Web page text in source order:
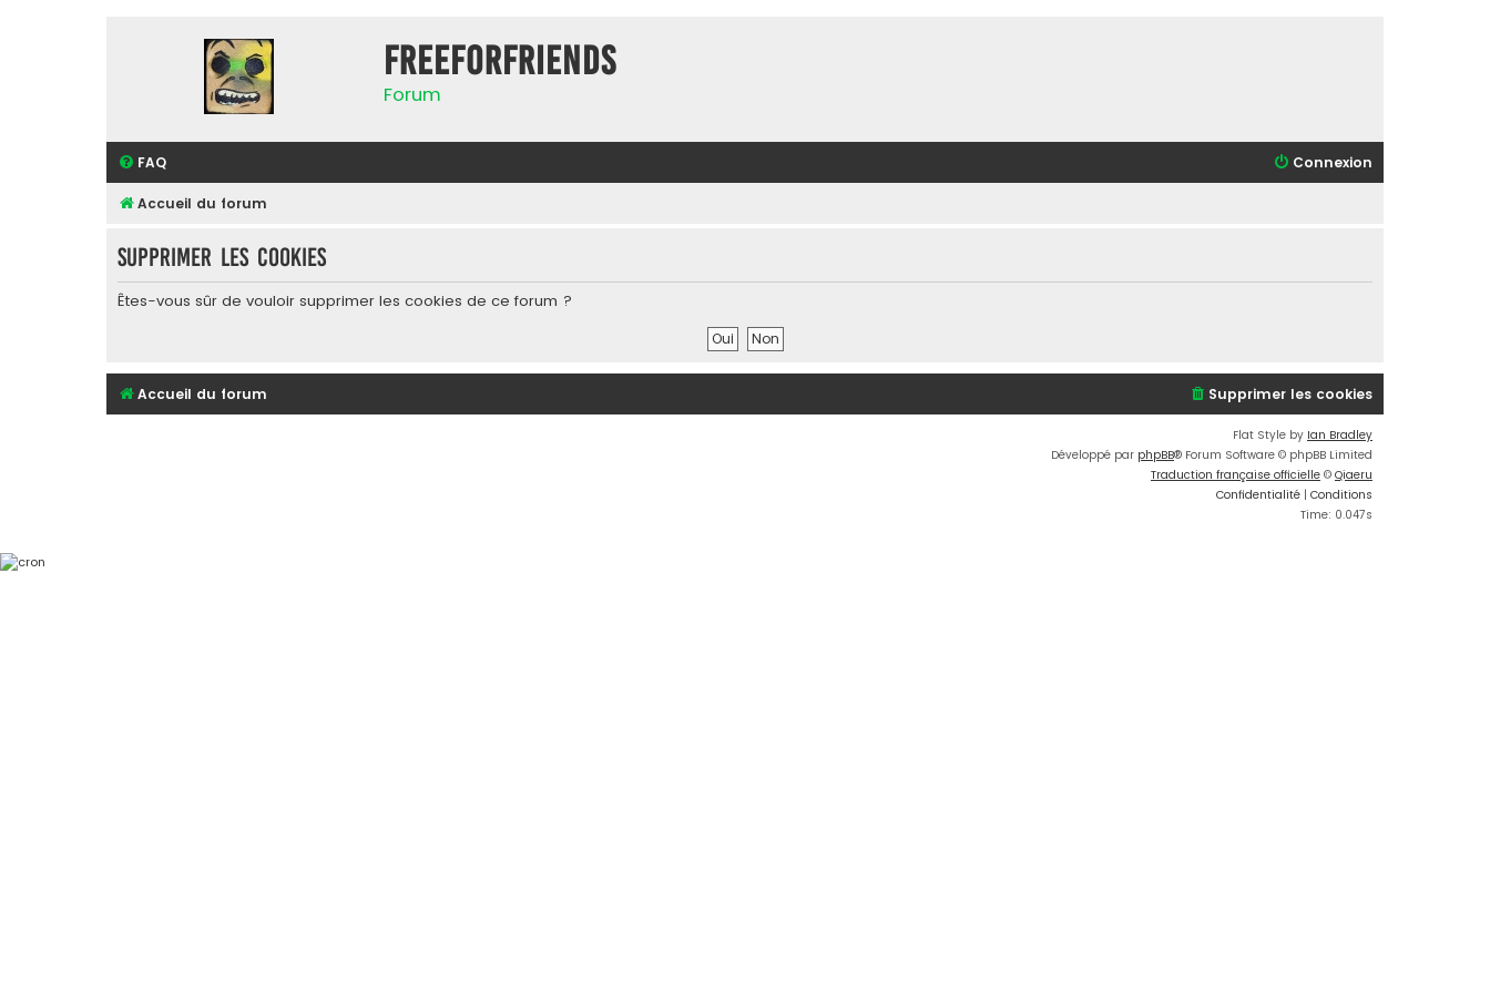
FreeForFriends
Forum
FAQ Connexion
Accueil du forum
Supprimer les cookies
Êtes-vous sûr de vouloir supprimer les cookies de ce forum ?
Accueil du forum Supprimer les cookies
Flat Style by Ian Bradley
Développé par phpBB® Forum Software © phpBB Limited
Traduction française officielle © Qiaeru
Confidentialité | Conditions
Time: 0.047s